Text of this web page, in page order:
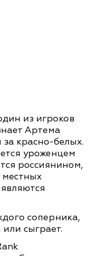
из игроков
Артема
красно-белых.
уроженцем
россиянином,
местных
соперника,
сыграет.